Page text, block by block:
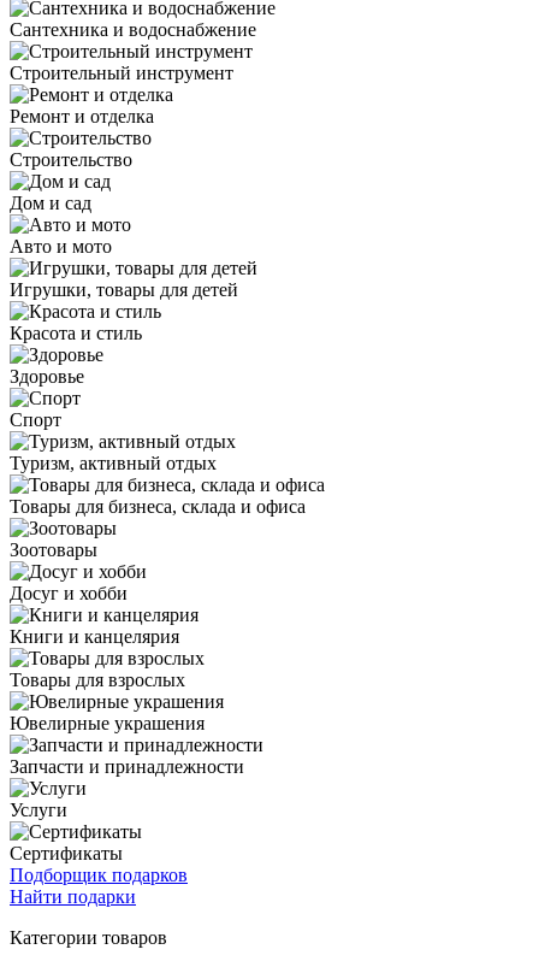
Сантехника и водоснабжение
Строительный инструмент
Ремонт и отделка
Строительство
Дом и сад
Авто и мото
Игрушки, товары для детей
Красота и стиль
Здоровье
Спорт
Туризм, активный отдых
Товары для бизнеса, склада и офиса
Зоотовары
Досуг и хобби
Книги и канцелярия
Товары для взрослых
Ювелирные украшения
Запчасти и принадлежности
Услуги
Сертификаты
Подборщик подарков
Найти подарки
Категории товаров